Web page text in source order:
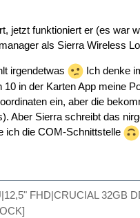
jetzt funktioniert er (es war
als Sierra Wireless
irgendetwas Ich denke
in der Karten App meine
ein, aber die
Aber Sierra schreibt das
ich die COM-Schnittstelle
FHD|CRUCIAL 32GB